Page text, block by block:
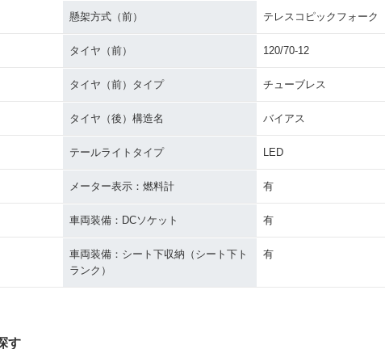
懸架方式（前） テレスコピックフォーク
タイヤ（前） 120/70-12
タイヤ（前）タイプ チューブレス
タイヤ（後）構造名 バイアス
テールライトタイプ LED
メーター表示：燃料計 有
車両装備：DCソケット 有
車両装備：シート下収納（シート下ト
ランク）
有
す